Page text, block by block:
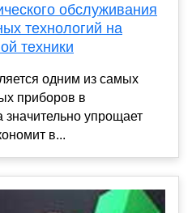
обслуживания
технологий на
техники
одним из самых
приборов в
упрощает
в...